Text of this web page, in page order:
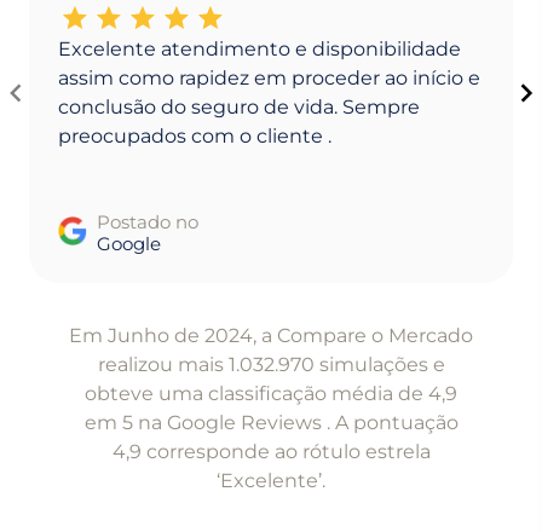
Excelente atendimento e disponibilidade
assim como rapidez em proceder ao início e
conclusão do seguro de vida. Sempre
preocupados com o cliente .
Postado no
Google
Em Junho de 2024, a Compare o Mercado
realizou mais 1.032.970 simulações e
obteve uma classificação média de 4,9
em 5 na Google Reviews . A pontuação
4,9 corresponde ao rótulo estrela
‘Excelente’.